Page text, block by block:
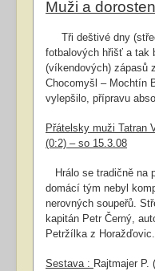
Muži a
Tři deštivé dny
fotbalových hřišť a tak
(víkendových) zápasů
Chocomyšl – Mochtín
vylepšilo, přípravu
Přátelsky muži Tatran
(0:2) – so 15.3.08
Hrálo se tradičně na
domácí tým nebyl
nerovných soupeřů.
kapitán Petr Černý,
Petržílka z Horažďovic.
Sestava : Rajtmajer